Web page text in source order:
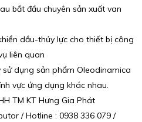
bắt đầu chuyên sản xuất van
dầu-thủy lực cho thiết bị công
liên quan
dụng sản phẩm Oleodinamica
vực ứng dụng khác nhau.
TM KT Hưng Gia Phát
/ Hotline : 0938 336 079 /